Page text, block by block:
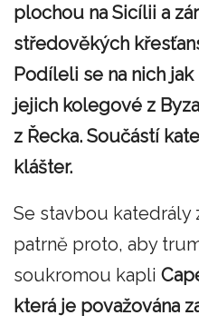
plochou na Sicílii a
středověkých
Podíleli se na nich
jejich kolegové z
z Řecka. Součástí
klášter.
Se stavbou katedrály
patrně proto, aby
soukromou kapli
která je považována